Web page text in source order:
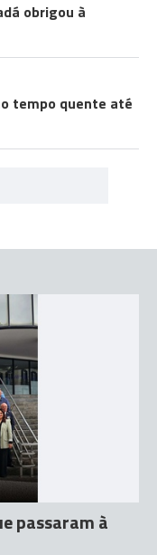
obrigou à
tempo quente até
passaram à